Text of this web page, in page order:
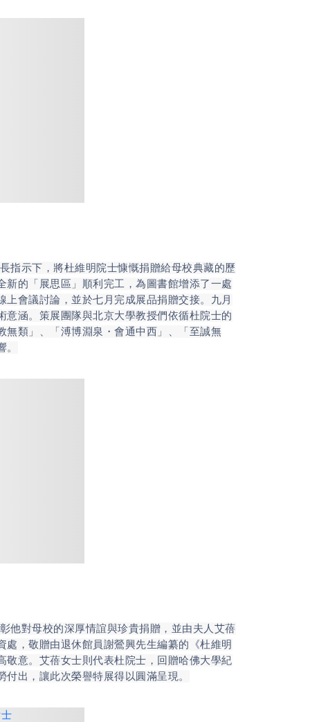
示下，將杜維明院士慷慨捐贈給母校典藏的歷
的「展思區」順利完工，為圖書館增添了一處
會議討論，並於七月完成展品捐贈交接。九月
涵。策展團隊與北京大學教授們依循杜院士的
類」、「溥博淵泉・會通中西」、「至誠無
對母校的深厚情誼與珍貴捐贈，並由夫人艾蓓
，敬贈由退休館員謝鶯興先生編纂的《杜維明
意。艾蓓女士則代表杜院士，回贈哈佛大學紀
出，讓此次榮譽特展得以圓滿呈現。